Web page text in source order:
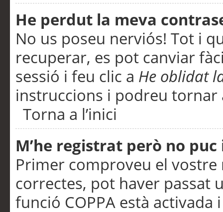
He perdut la meva
No us poseu nerviós! Tot i
recuperar, es pot canviar
sessió i feu clic a He oblidat
instruccions i podreu tornar
Torna a l’inici
M’he registrat però no
Primer comproveu el vostre
correctes, pot haver passat
funció COPPA està